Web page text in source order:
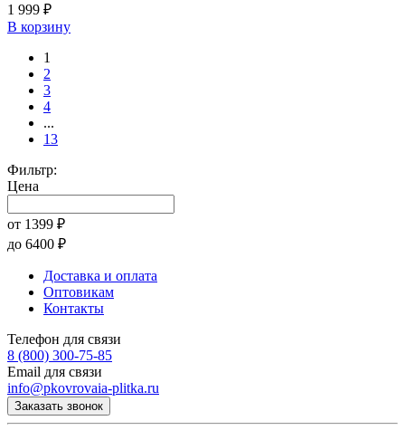
1 999 ₽
В корзину
1
2
3
4
...
13
Фильтр:
Цена
от 1399 ₽
до 6400 ₽
Доставка и оплата
Оптовикам
Контакты
Телефон для связи
8 (800) 300-75-85
Email для связи
info@pkovrovaia-plitka.ru
Заказать звонок